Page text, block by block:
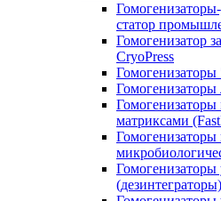
статор
Гомогенизатор
CryoPress
Гомогенизаторы
матриксами
Гомогенизаторы
Гомогенизаторы
(дезинтеграторы)